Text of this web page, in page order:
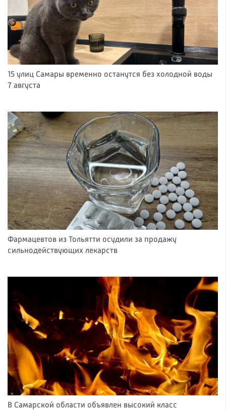
15 улиц Самары временно останутся без холодной воды
7 августа
Фармацевтов из Тольятти осудили за продажу
сильнодействующих лекарств
В Самарской области объявлен высокий класс